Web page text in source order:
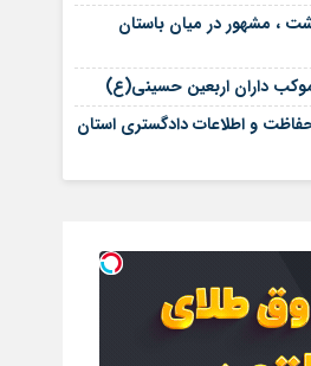
، مشهور در میان باستان
داران اربعین حسینی(ع)
و اطلاعات دادگستری استان